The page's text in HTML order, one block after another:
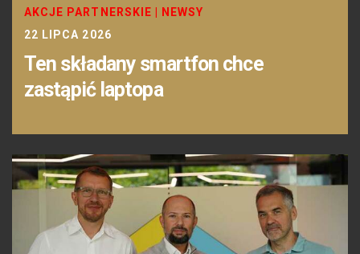
AKCJE PARTNERSKIE
NEWSY
22 LIPCA 2026
Ten składany smartfon chce
zastąpić laptopa